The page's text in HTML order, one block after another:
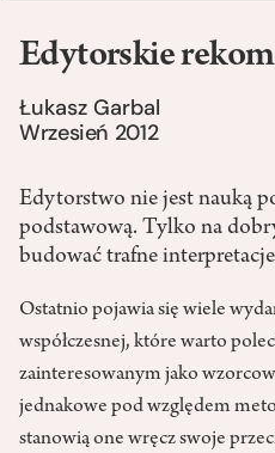
Edytorskie
Łukasz Garbal
Wrzesień 2012
Edytorstwo nie jest nauką
podstawową. Tylko na
budować trafne
Ostatnio pojawia się wiele
współczesnej, które warto
zainteresowanym jako
jednakowe pod względem
stanowią one wręcz swoje